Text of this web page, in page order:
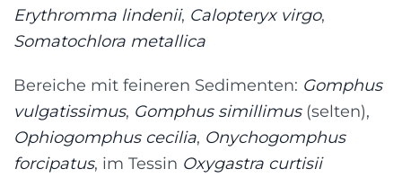
Erythromma lindenii, Calopteryx virgo,
Somatochlora metallica
Bereiche mit feineren Sedimenten: Gomphus
vulgatissimus, Gomphus simillimus (selten),
Ophiogomphus cecilia, Onychogomphus
forcipatus, im Tessin Oxygastra curtisii